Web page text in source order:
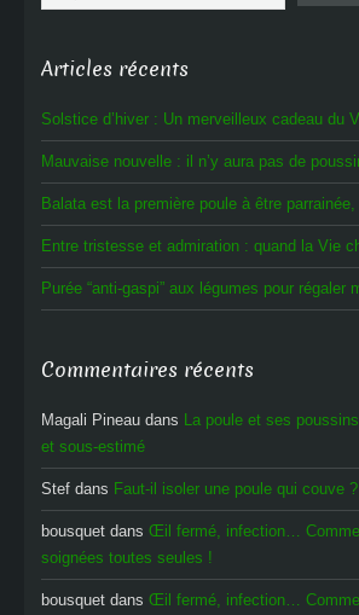
Articles récents
Solstice d’hiver : Un merveilleux cadeau du
Mauvaise nouvelle : il n’y aura pas de
Balata est la première poule à être
Entre tristesse et admiration : quand la Vie
Purée “anti-gaspi” aux légumes pour régaler
Commentaires récents
Magali Pineau dans La poule et ses
et sous-estimé
Stef dans Faut-il isoler une poule qui couve
bousquet dans Œil fermé, infection…
soignées toutes seules !
bousquet dans Œil fermé, infection…